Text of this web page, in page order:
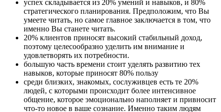
успех складывается из 20% умений и навыков, и 80%
стратегического планирования. Предположим, что Вы
умеете читать, но самое главное заключается в том, что
именно Вы станете читать.
20% клиентов приносят высокий стабильный доход,
поэтому целесообразно уделить им внимание и
удовлетворять их потребности.
большую часть времени стоит уделять развитию тех
навыков, которые приносят 80% пользу
среди близких, знакомых, сослуживцев есть те 20%
людей, с которыми происходит более интенсивное
общение, которое эмоционально наполняет и привносит
что-то новое в ваше сознание. Именно таким людям